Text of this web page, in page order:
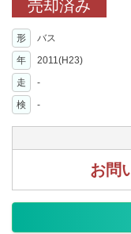
売却済み
形 バス
年
2011(H23)
走 -
検
-
お問